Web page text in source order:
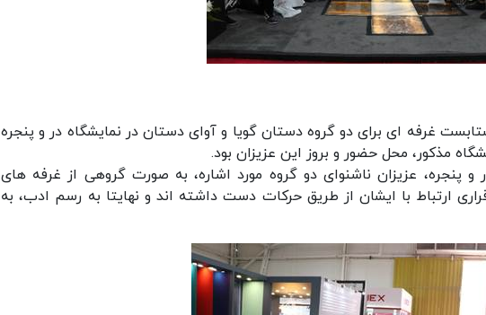
غرفه ای برای دو گروه دستان گویا و آوای دستان در نمایشگاه در و پنجره
مذکور، محل حضور و بروز این عزیزان بود.
و پنجره، عزیزان ناشنوای دو گروه مورد اشاره، به صورت گروهی از غرفه های
ارتباط با ایشان از طریق حرکات دست داشته اند و نهایتا به رسم ادب، به